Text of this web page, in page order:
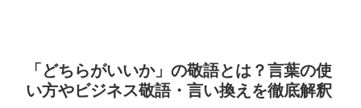
「どちらがいいか」の敬語とは？言葉の使
い方やビジネス敬語・言い換えを徹底解釈